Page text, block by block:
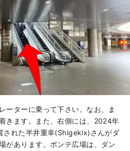
ーターに乗って下さい。なお、ま
きます。また、右側には、2024年
された半井重幸(Shigekix)さんがダ
があります。ポンテ広場は、ダン